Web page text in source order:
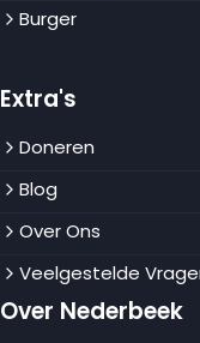
Burger
Extra's
Doneren
Blog
Over Ons
Veelgestelde
Over Nederbeek